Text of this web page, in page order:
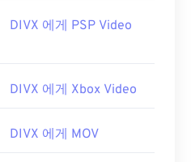
DIVX 에게 PSP Video
DIVX 에게 Xbox Video
DIVX 에게 MOV